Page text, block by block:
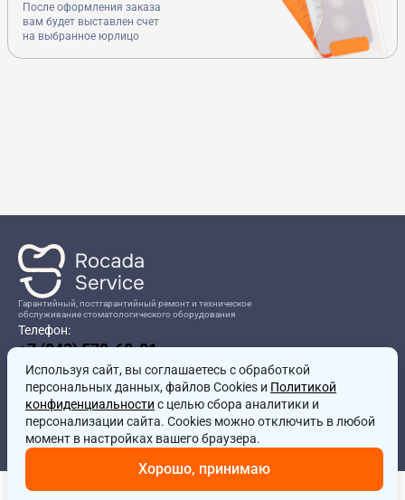
После оформления заказа
вам будет выставлен счет
на выбранное юрлицо
Гарантийный, постгарантийный ремонт и техническое
обслуживание стоматологического оборудования
Телефон:
+7 (843) 570-60-81
Режим работы:8:00-17:00
Адрес:
г.Казань, ул.Проспект Победы, д.204в
Почта:
service@rocadamed.ru
Другие проекты
Используя сайт, вы соглашаетесь с обработкой
персональных данных, файлов Cookies и Политикой
конфиденциальности с целью сбора аналитики и
персонализации сайта. Cookies можно отключить в любой
момент в настройках вашего браузера.
Хорошо, принимаю